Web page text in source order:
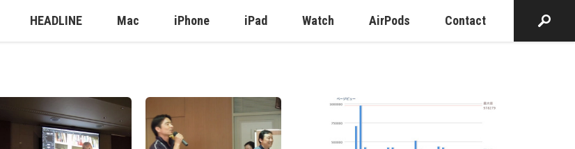
HEADLINE Mac iPhone iPad Watch AirPods Contact